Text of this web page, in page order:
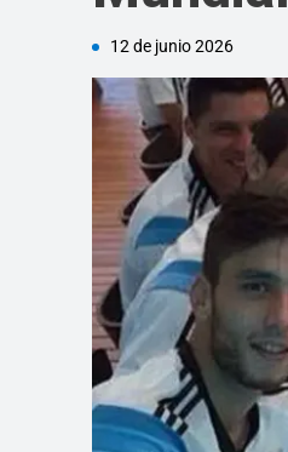
12 de junio 2026